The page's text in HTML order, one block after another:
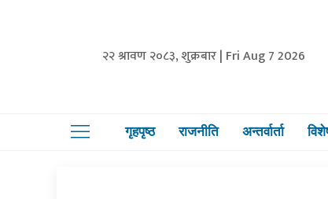
२२ श्रावण २०८३, शुक्रबार | Fri Aug 7 2026
गृहपृष्ठ राजनीति अन्तर्वार्ता